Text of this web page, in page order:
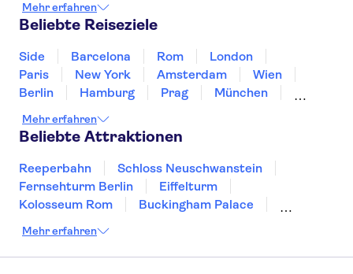
Italien
Japan Luxemburg
Polen
Portugal Schweden
Mehr erfahren
Beliebte Reiseziele
Side Barcelona Rom
London
Paris
New York Amsterdam
Wien
Berlin
Hamburg Prag
München
Stuttgart
Heidelberg
Mehr erfahren
Beliebte Attraktionen
Reeperbahn
Schloss Neuschwanstein
Fernsehturm Berlin
Eiffelturm
Kolosseum Rom
Buckingham Palace
Sagrada Familia
Moulin Rouge
Burj Khalifa
Keukenhof
Mehr erfahren